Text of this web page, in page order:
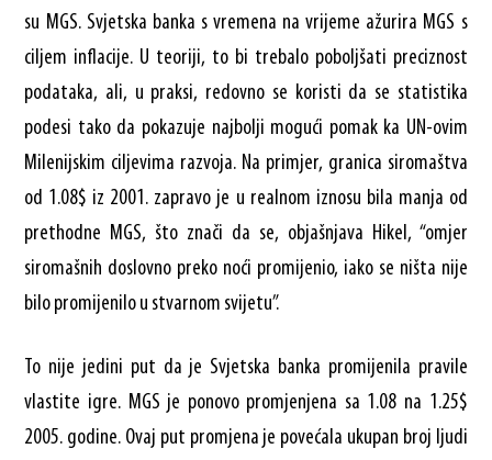
su MGS. Svjetska banka s vremena na vrijeme ažurira MGS s
ciljem inflacije. U teoriji, to bi trebalo poboljšati preciznost
podataka, ali, u praksi, redovno se koristi da se statistika
podesi tako da pokazuje najbolji mogući pomak ka UN-ovim
Milenijskim ciljevima razvoja. Na primjer, granica siromaštva
od 1.08$ iz 2001. zapravo je u realnom iznosu bila manja od
prethodne MGS, što znači da se, objašnjava Hikel, “omjer
siromašnih doslovno preko noći promijenio, iako se ništa nije
bilo promijenilo u stvarnom svijetu”.
To nije jedini put da je Svjetska banka promijenila pravile
vlastite igre. MGS je ponovo promjenjena sa 1.08 na 1.25$
2005. godine. Ovaj put promjena je povećala ukupan broj ljudi